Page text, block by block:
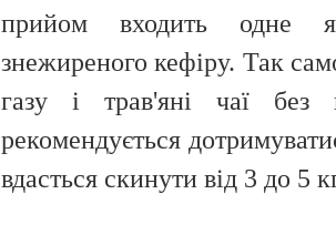
прийом входить одне
знежиреного кефіру. Так
газу і трав'яні чаї без
рекомендується
вдасться скинути від 3 до 5